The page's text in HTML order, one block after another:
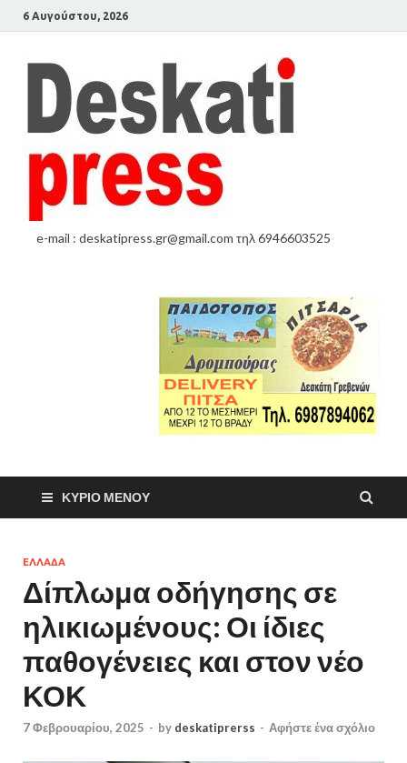
6 Αυγούστου, 2026
e-mail : deskatipress.gr@gmail.com τηλ 6946603525
ΚΎΡΙΟ ΜΕΝΟΎ
ΕΛΛΑΔΑ
Δίπλωμα οδήγησης σε
ηλικιωμένους: Οι ίδιες
παθογένειες και στον νέο
ΚΟΚ
7 Φεβρουαρίου, 2025 - by deskatiprerss - Αφήστε ένα σχόλιο